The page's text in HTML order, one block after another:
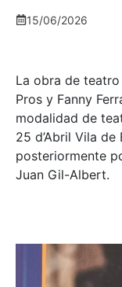
15/06/2026
La obra de teatro
Pros y Fanny
modalidad de
25 d’Abril Vila de
posteriormente
Juan Gil-Albert.